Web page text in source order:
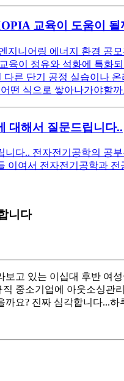
교육이 도움이 될
지니어링 에너지 환경 공
육이 정유와 석화에 특화
른 단기 공정 실습이나
떤 식으로 쌓아나가야할까
대해서 질문드립니다..
다.. 전자전기공학의 공
이여서 전자전기공학과
니다
고 있는 이십대 후반 여
중소기업에 아웃소싱
요? 진짜 심각합니다...